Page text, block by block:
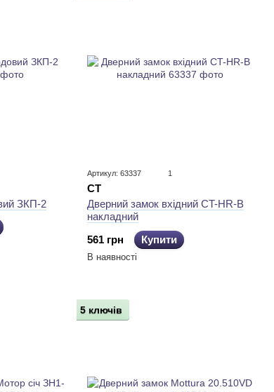
ЗКП-2
Артикул: 63337 1
CT
Дверний замок вхідний CT-HR-B
накладний
561 грн
Купити
В наявності
5 ключів